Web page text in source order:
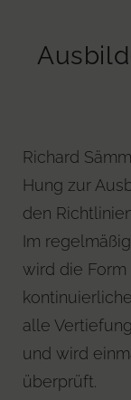
Richard
Hung zur
den
Im
wird die
alle
und wird
überprüft.